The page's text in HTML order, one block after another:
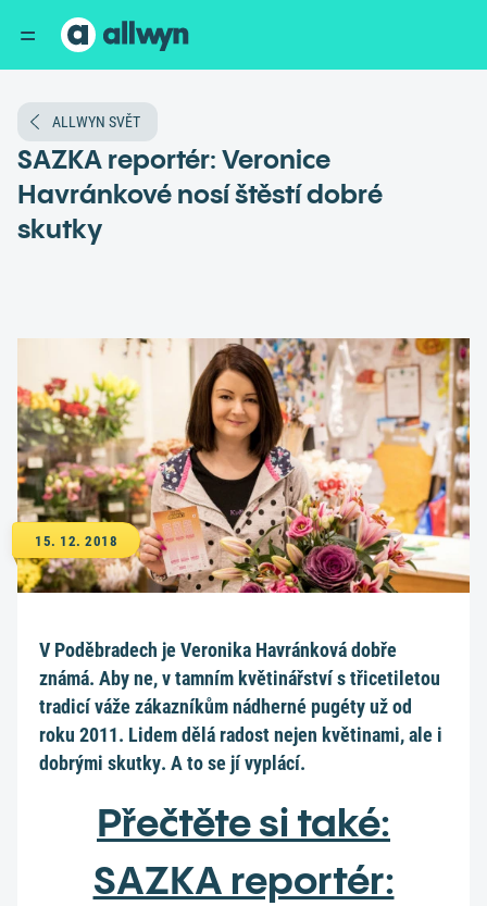
ALLWYN SVĚT
SAZKA reportér: Veronice
Havránkové nosí štěstí dobré
skutky
15. 12. 2018
V Poděbradech je Veronika Havránková dobře
známá. Aby ne, v tamním květinářství s třicetiletou
tradicí váže zákazníkům nádherné pugéty už od
roku 2011. Lidem dělá radost nejen květinami, ale i
dobrými skutky. A to se jí vyplácí.
Přečtěte si také:
SAZKA reportér: